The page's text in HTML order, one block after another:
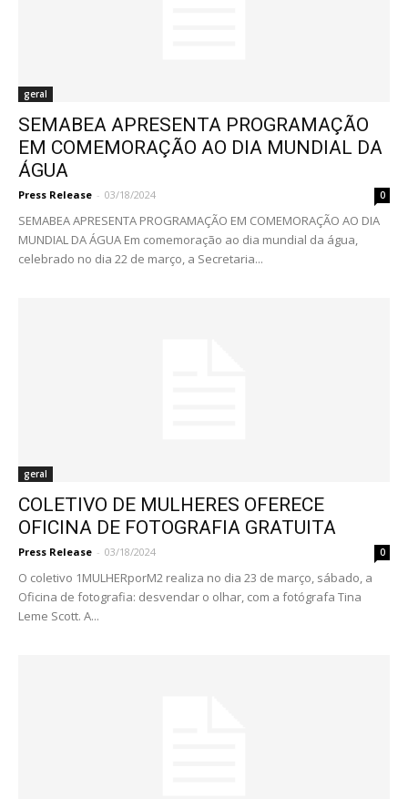
geral
SEMABEA APRESENTA PROGRAMAÇÃO
EM COMEMORAÇÃO AO DIA MUNDIAL DA
ÁGUA
Press Release - 03/18/2024 0
SEMABEA APRESENTA PROGRAMAÇÃO EM COMEMORAÇÃO AO DIA
MUNDIAL DA ÁGUA Em comemoração ao dia mundial da água,
celebrado no dia 22 de março, a Secretaria...
geral
COLETIVO DE MULHERES OFERECE
OFICINA DE FOTOGRAFIA GRATUITA
Press Release - 03/18/2024 0
O coletivo 1MULHERporM2 realiza no dia 23 de março, sábado, a
Oficina de fotografia: desvendar o olhar, com a fotógrafa Tina
Leme Scott. A...